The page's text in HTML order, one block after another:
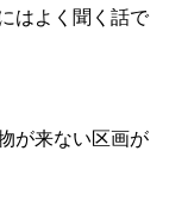
はよく聞く話で
が来ない区画が